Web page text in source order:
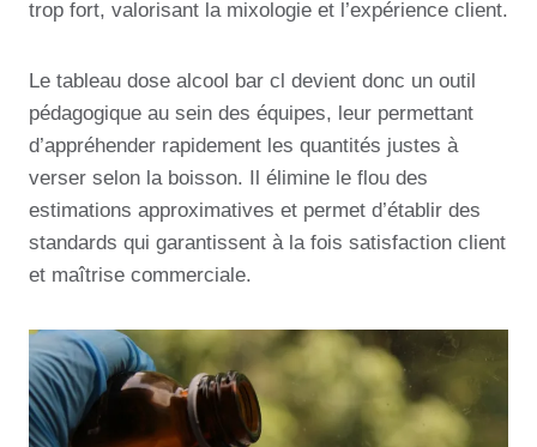
trop fort, valorisant la mixologie et l’expérience client.
Le tableau dose alcool bar cl devient donc un outil
pédagogique au sein des équipes, leur permettant
d’appréhender rapidement les quantités justes à
verser selon la boisson. Il élimine le flou des
estimations approximatives et permet d’établir des
standards qui garantissent à la fois satisfaction client
et maîtrise commerciale.